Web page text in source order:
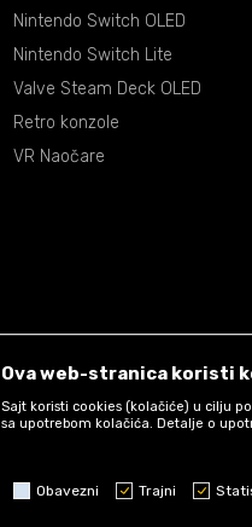
Nintendo Switch OLED
Nintendo Switch Lite
Valve Steam Deck OLED
Retro konzole
VR Naočare
Ova web-stranica koristi
Sajt koristi cookies (kolačiće) u cilju
sa upotrebom kolačića. Detalje o
Obavezni Trajni